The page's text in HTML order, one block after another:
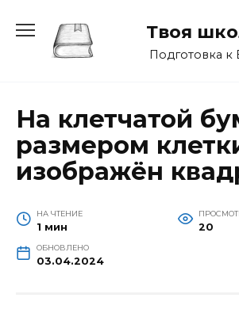
содержанию
Твоя
Подготовка к
На клетчатой
размером
изображён
НА ЧТЕНИЕ
1 мин 20
ОБНОВЛЕНО
03.04.2024